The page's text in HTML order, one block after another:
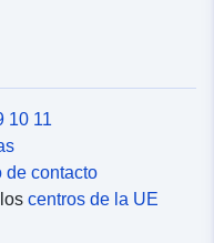
10 11
de contacto
centros de la UE